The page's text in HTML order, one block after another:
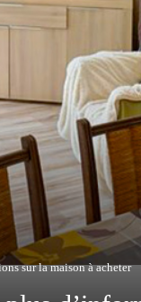
sur la maison à acheter